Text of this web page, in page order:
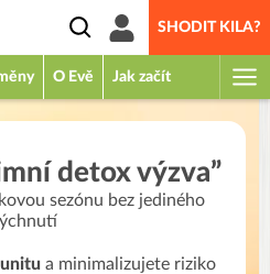
SHODIT KILA?
O Evě Jak začít
detox výzva”
sezónu bez jediného
a minimalizujete riziko